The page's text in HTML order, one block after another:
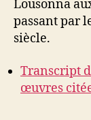
Lousonna
passant par
siècle.
Transcript
œuvres